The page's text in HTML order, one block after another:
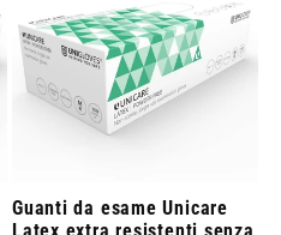
Guanti da esame Unicare